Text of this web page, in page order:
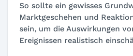
So sollte ein gewisses
Marktgeschehen und
sein, um die Auswirkungen
Ereignissen realistisch